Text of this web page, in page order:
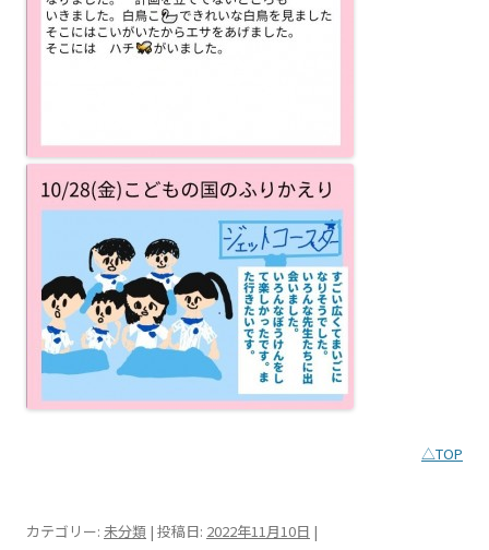
△TOP
カテゴリー: 未分類 | 投稿日: 2022年11月10日 |